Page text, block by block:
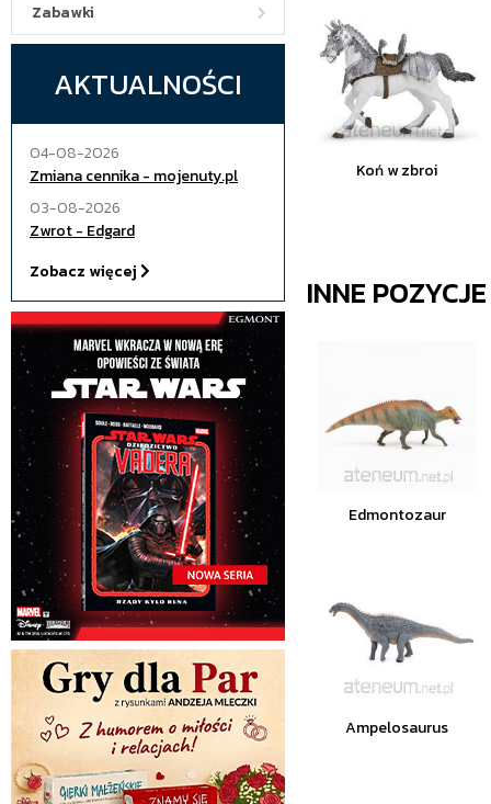
Zabawki
AKTUALNOŚCI
04-08-2026
Zmiana cennika - mojenuty.pl
03-08-2026
Zwrot - Edgard
Zobacz więcej
Koń w zbroi
INNE
Edmontozaur
Ampelosaurus